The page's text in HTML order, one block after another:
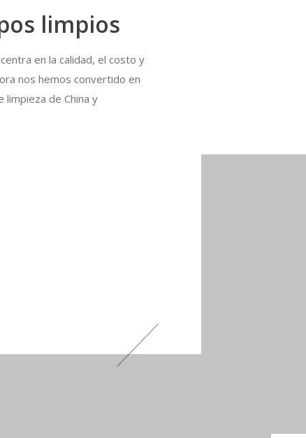
limpios
en la calidad, el costo y
nos hemos convertido en
de China y